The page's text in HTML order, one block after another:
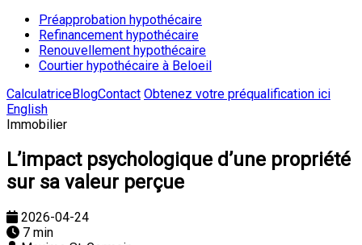
Préapprobation hypothécaire
Refinancement hypothécaire
Renouvellement hypothécaire
Courtier hypothécaire à Beloeil
CalculatriceBlogContact Obtenez votre préqualification ici
English
Immobilier
L’impact psychologique d’une propriété
sur sa valeur perçue
2026-04-24
7 min